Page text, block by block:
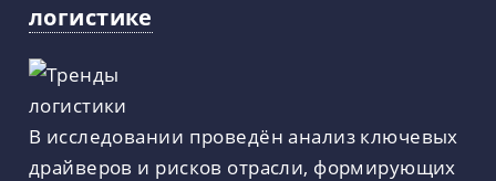
логистике
В исследовании проведён анализ ключевых
драйверов и рисков отрасли, формирующих